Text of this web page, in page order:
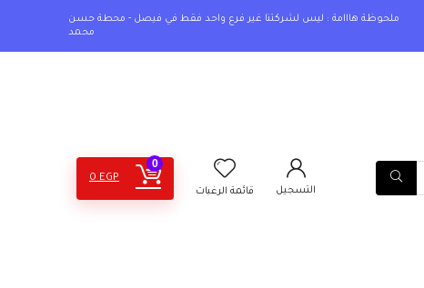
ملحوظة هااامة : ليس لشركتنا غير فرع واحد فقط في فيصل - محطة حسن
محمد
التسجيل قائمة الرغبات
0
0 EGP